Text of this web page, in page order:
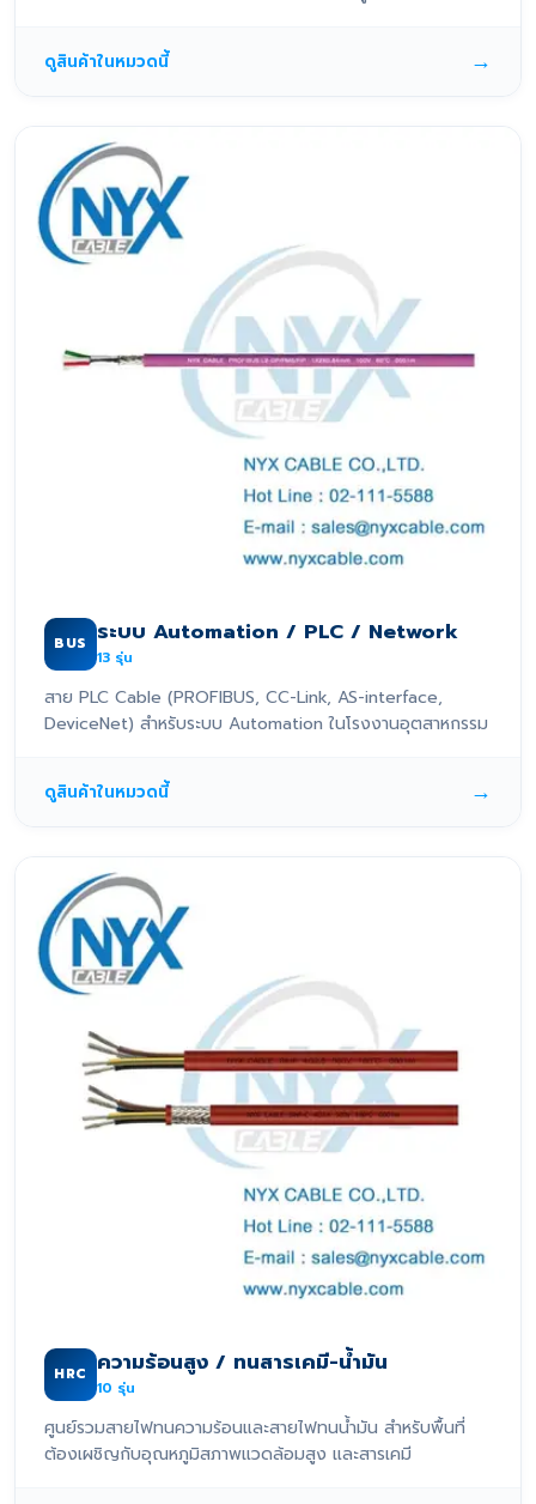
ดูสินค้าในหมวดนี้ →
BUS ระบบ Automation / PLC / Network
13 รุ่น
สาย PLC Cable (PROFIBUS, CC-Link, AS-interface,
DeviceNet) สำหรับระบบ Automation ในโรงงานอุตสาหกรรม
ดูสินค้าในหมวดนี้ →
HRC ความร้อนสูง / ทนสารเคมี-น้ำมัน
10 รุ่น
ศูนย์รวมสายไฟทนความร้อนและสายไฟทนน้ำมัน สำหรับพื้นที่
ต้องเผชิญกับอุณหภูมิสภาพแวดล้อมสูง และสารเคมี